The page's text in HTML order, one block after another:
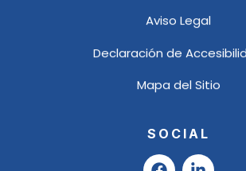
Aviso Legal
Declaración de
Mapa del Sitio
SOCIAL
F
L